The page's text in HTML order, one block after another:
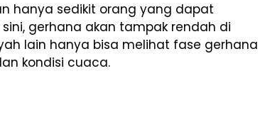
hanya sedikit orang yang dapat
gerhana akan tampak rendah di
lain hanya bisa melihat fase gerhana
kondisi cuaca.